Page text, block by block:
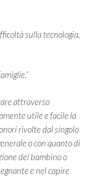
sulla tecnologia,
attraverso
utile e facile la
rivolte dal singolo
o con quanto di
del bambino o
e nel capire